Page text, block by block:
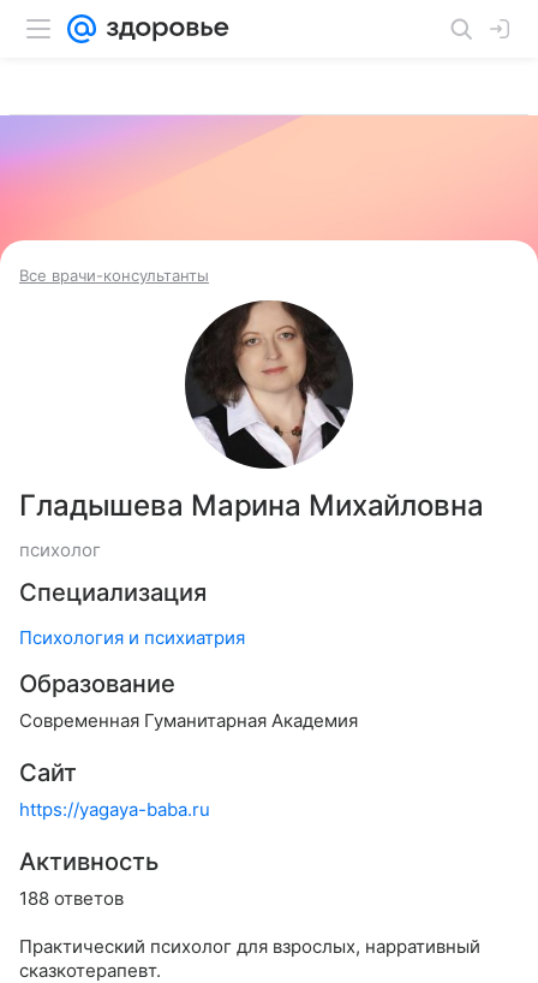
Все врачи-консультанты
Гладышева Марина Михайловна
психолог
Специализация
Психология и психиатрия
Образование
Современная Гуманитарная Академия
Сайт
https://yagaya-baba.ru
Активность
188 ответов
Практический психолог для взрослых, нарративный
сказкотерапевт.